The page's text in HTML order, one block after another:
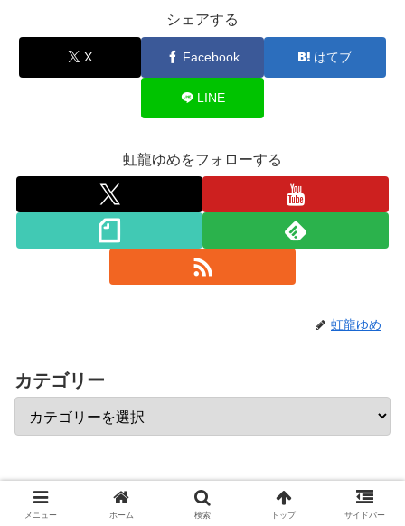
シェアする
X Facebook はてブ
LINE
虹龍ゆめをフォローする
虹龍ゆめ
カテゴリー
メニュー ホーム 検索 トップ サイドバー